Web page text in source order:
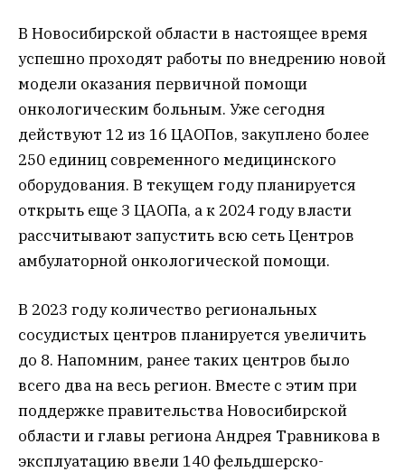
В Новосибирской области в настоящее время
успешно проходят работы по внедрению новой
модели оказания первичной помощи
онкологическим больным. Уже сегодня
действуют 12 из 16 ЦАОПов, закуплено более
250 единиц современного медицинского
оборудования. В текущем году планируется
открыть еще 3 ЦАОПа, а к 2024 году власти
рассчитывают запустить всю сеть Центров
амбулаторной онкологической помощи.
В 2023 году количество региональных
сосудистых центров планируется увеличить
до 8. Напомним, ранее таких центров было
всего два на весь регион. Вместе с этим при
поддержке правительства Новосибирской
области и главы региона Андрея Травникова в
эксплуатацию ввели 140 фельдшерско-